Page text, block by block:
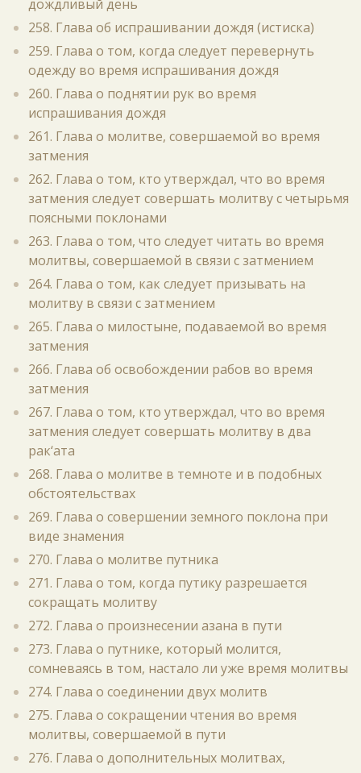
дождливый день
258. Глава об испрашивании дождя (истиска)
259. Глава о том, когда следует перевернуть
одежду во время испрашивания дождя
260. Глава о поднятии рук во время
испрашивания дождя
261. Глава о молитве, совершаемой во время
затмения
262. Глава о том, кто утверждал, что во время
затмения следует совершать молитву с четырьмя
поясными поклонами
263. Глава о том, что следует читать во время
молитвы, совершаемой в связи с затмением
264. Глава о том, как следует призывать на
молитву в связи с затмением
265. Глава о милостыне, подаваемой во время
затмения
266. Глава об освобождении рабов во время
затмения
267. Глава о том, кто утверждал, что во время
затмения следует совершать молитву в два
рак‘ата
268. Глава о молитве в темноте и в подобных
обстоятельствах
269. Глава о совершении земного поклона при
виде знамения
270. Глава о молитве путника
271. Глава о том, когда путику разрешается
сокращать молитву
272. Глава о произнесении азана в пути
273. Глава о путнике, который молится,
сомневаясь в том, настало ли уже время молитвы
274. Глава о соединении двух молитв
275. Глава о сокращении чтения во время
молитвы, совершаемой в пути
276. Глава о дополнительных молитвах,